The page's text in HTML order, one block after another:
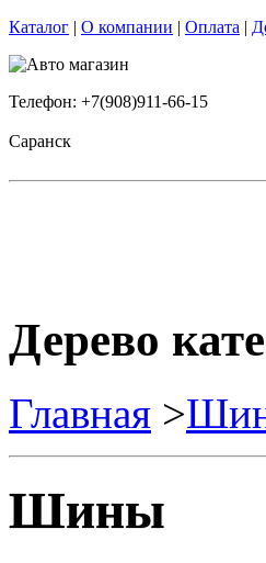
Каталог | О компании | Оплата |
Телефон: +7(908)911-66-15
Саранск
Дерево
Главная >
Шины